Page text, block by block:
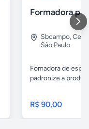
Sbcampo,
São Paulo
Fomadora de
padronize a
R$ 90,00